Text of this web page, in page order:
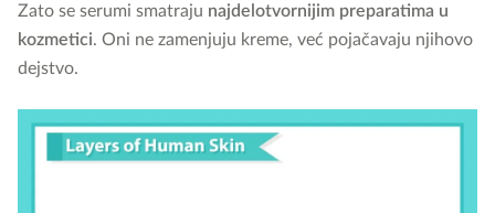
Zato se serumi smatraju najdelotvornijim preparatima u
kozmetici. Oni ne zamenjuju kreme, već pojačavaju njihovo
dejstvo.